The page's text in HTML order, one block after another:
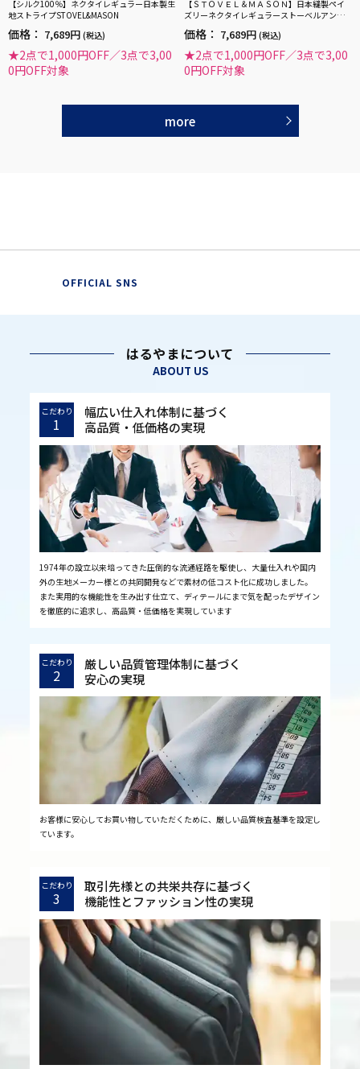
【シルク100％】ネクタイレギュラー日本製生
地ストライプSTOVEL&MASON
価格： 7,689円 (税込)
★2点で1,000円OFF／3点で3,00
0円OFF対象
【ＳＴＯＶＥＬ＆ＭＡＳＯＮ】日本縫製ペイ
ズリーネクタイレギュラーストーベルアンド
価格： 7,689円 (税込)
★2点で1,000円OFF／3点で3,00
0円OFF対象
more
OFFICIAL SNS
はるやまについて
ABOUT US
こだわり
1
幅広い仕入れ体制に基づく
高品質・低価格の実現
1974年の設立以来培ってきた圧倒的な流通経路を駆使し、大量仕入れや国内
外の生地メーカー様との共同開発などで素材の低コスト化に成功しました。
また実用的な機能性を生み出す仕立て、ディテールにまで気を配ったデザイン
を徹底的に追求し、高品質・低価格を実現しています
こだわり
2
厳しい品質管理体制に基づく
安心の実現
お客様に安心してお買い物していただくために、厳しい品質検査基準を設定し
ています。
こだわり
3
取引先様との共栄共存に基づく
機能性とファッション性の実現